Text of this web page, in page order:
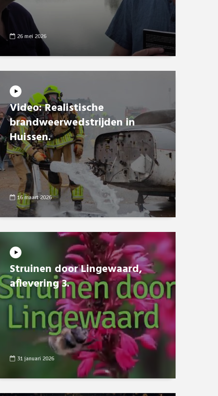
26 mei 2026
Video: Realistische
brandweerwedstrijden in
Huissen.
16 maart 2026
Struinen door Lingewaard,
aflevering 3.
31 januari 2026